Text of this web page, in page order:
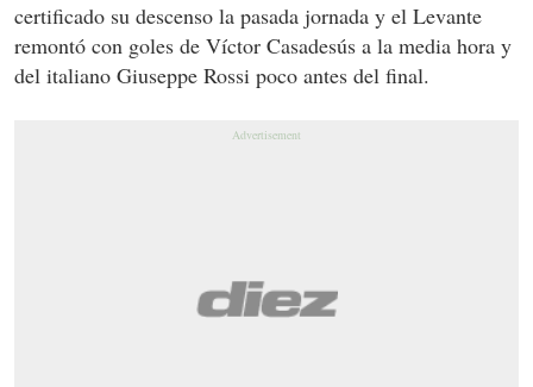
certificado su descenso la pasada jornada y el Levante
remontó con goles de Víctor Casadesús a la media hora y
del italiano Giuseppe Rossi poco antes del final.